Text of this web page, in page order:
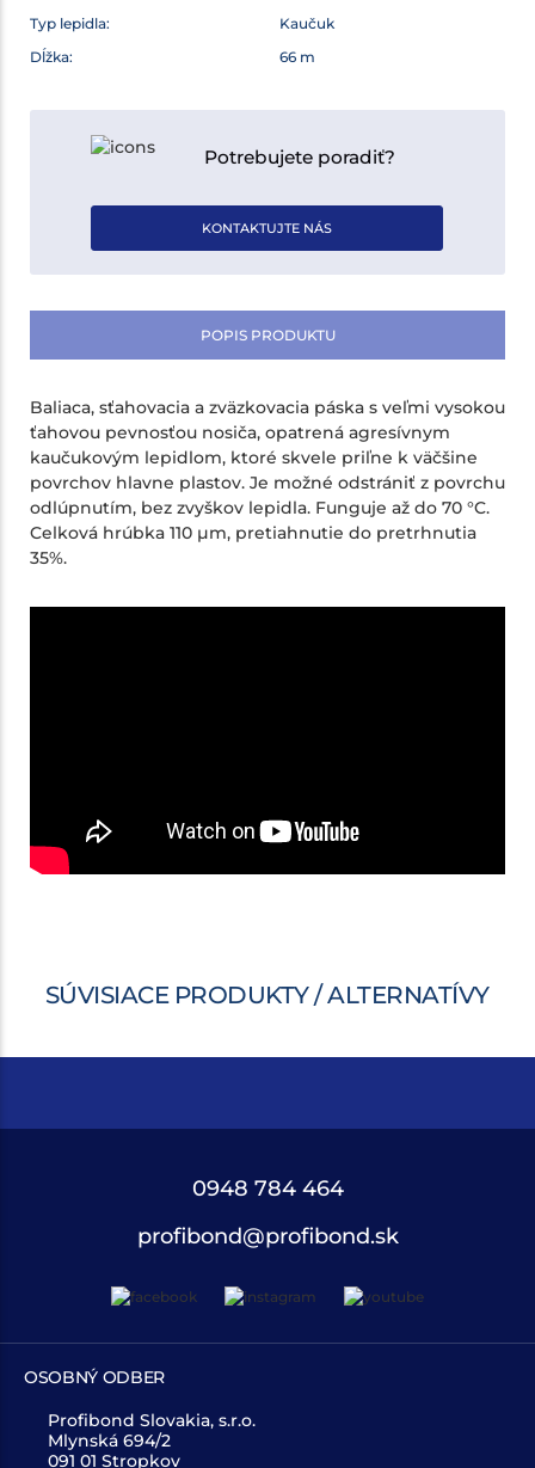
Typ lepidla:
Kaučuk
Dĺžka:
66 m
Potrebujete poradiť?
KONTAKTUJTE NÁS
POPIS PRODUKTU
Baliaca, sťahovacia a zväzkovacia páska s veľmi vysokou
ťahovou pevnosťou nosiča, opatrená agresívnym
kaučukovým lepidlom, ktoré skvele priľne k väčšine
povrchov hlavne plastov. Je možné odstrániť z povrchu
odlúpnutím, bez zvyškov lepidla. Funguje až do 70 °C.
Celková hrúbka 110 µm, pretiahnutie do pretrhnutia
35%.
SÚVISIACE PRODUKTY / ALTERNATÍVY
0948 784 464
profibond@profibond.sk
OSOBNÝ ODBER
Profibond Slovakia, s.r.o.
Mlynská 694/2
091 01 Stropkov